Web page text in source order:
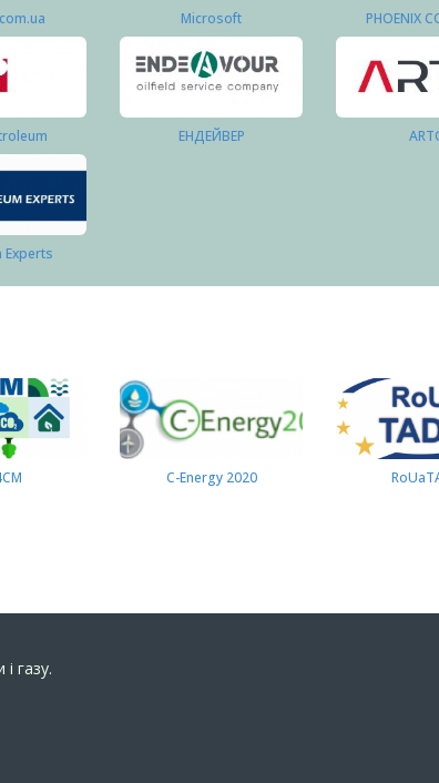
Microsoft PHOENIX
ЕНДЕЙВЕР
Experts
C-Energy 2020
газу.